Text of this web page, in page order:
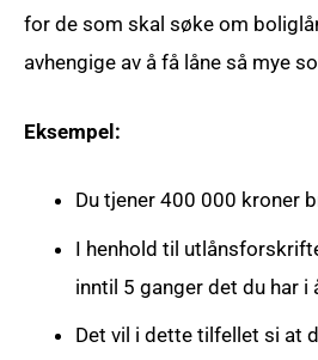
for de som skal søke om
avhengige av å få låne så mye
Eksempel:
Du tjener 400 000 kroner
I henhold til
inntil 5 ganger det du har i
Det vil i dette tilfellet si at